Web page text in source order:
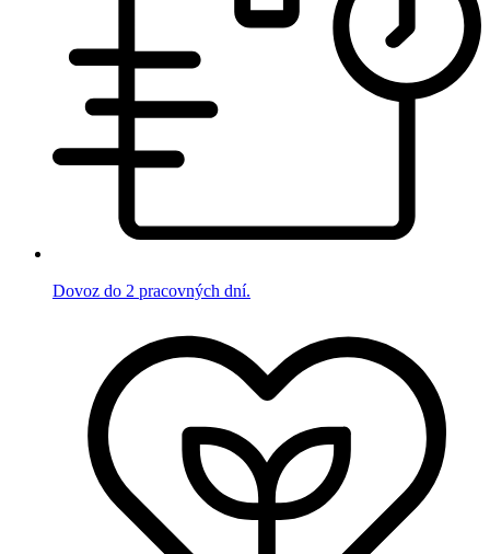
Dovoz do 2 pracovných dní.